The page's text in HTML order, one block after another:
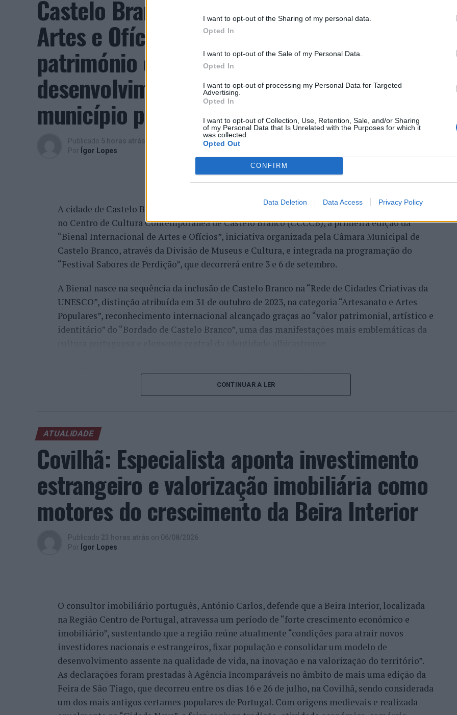
I want to opt-out of the Sharing of my personal data.
Opted In
I want to opt-out of the Sale of my Personal Data.
Opted In
I want to opt-out of processing my Personal Data for Targeted
Advertising.
Opted In
I want to opt-out of Collection, Use, Retention, Sale, and/or Sharing
of my Personal Data that Is Unrelated with the Purposes for which it
was collected.
Opted Out
CONFIRM
Data Deletion Data Access Privacy Policy
Castelo Branco: “Bienal Internacional de
Artes e Ofícios” promete afirmar artesanato,
património e inovação como “motores de
desenvolvimento económico e cultural” do
município português
Publicado 5 horas atrás
Por Ígor Lopes
A cidade de Castelo Branco, na região Centro de Portugal, acolhe, nos dias 4 e 5 de setembro,
no Centro de Cultura Contemporânea de Castelo Branco (CCCCB), a primeira edição da
“Bienal Internacional de Artes e Ofícios”, iniciativa organizada pela Câmara Municipal de
Castelo Branco, através da Divisão de Museus e Cultura, e integrada na programação do
“Festival Sabores de Perdição”, que decorrerá entre 3 e 6 de setembro.
A Bienal nasce na sequência da inclusão de Castelo Branco na “Rede de Cidades Criativas da
UNESCO”, distinção atribuída em 31 de outubro de 2023, na categoria “Artesanato e Artes
Populares”, reconhecimento internacional alcançado graças ao “valor patrimonial, artístico e
identitário” do “Bordado de Castelo Branco”, uma das manifestações mais emblemáticas da
representantes institucionais, organismos públicos, instituições de ensino superior e
cidades pertencentes à “Rede de Cidades Criativas da UNESCO” discutirão políticas públicas,
enquanto “instrumentos de desenvolvimento económico, turístico e cultural”.
Além dos debates e conferências, a programação integrará visitas ao Museu dos Têxteis, ao
Centro de Interpretação do Bordado de Castelo Branco, a exposição “O Mundo Bordado à
Mão” e iniciativas de demonstração artesanal ao vivo.
Uma Bienal que “consolida a estratégia de crescimento internacional” de Castelo
Em entrevista exclusiva à Agência Incomparáveis, Sónia Abreu, chefe da Divisão de Museus e
“A ‘Bienal de Artes e Ofícios’ vem na linha de continuidade do desenvolvimento desta
participação do município de Castelo Branco na ‘Rede das Cidades Criativas’. Temos uma
programação que está alocada a esta chancela e, dentro dessa programação, está também o
desenvolvimento desta ‘Bienal Internacional de Artes e Ofícios’”, referiu esta responsável,
que aproveitou para recordar que o município já promoveu anteriormente outras iniciativas
internacionais associadas à distinção da UNESCO.
“Já se fizeram outras atividades, nomeadamente o ‘Encontro Internacional de Cidades
CONTINUAR A LER
ATUALIDADE
Covilhã: Especialista aponta investimento
estrangeiro e valorização imobiliária como
motores do crescimento da Beira Interior
Publicado 23 horas atrás on 06/08/2026
Por Ígor Lopes
O consultor imobiliário português, António Carlos, defende que a Beira Interior, localizada
na Região Centro de Portugal, atravessa um período de “forte crescimento económico e
imobiliário”, sustentando que a região reúne atualmente “condições para atrair novos
investidores nacionais e estrangeiros, fixar população e consolidar um modelo de
desenvolvimento assente na qualidade de vida, na inovação e na valorização do território”.
As declarações foram prestadas à Agência Incomparáveis no âmbito de mais uma edição da
Feira de São Tiago, que decorreu entre os dias 16 e 26 de julho, na Covilhã, sendo considerada
um dos mais antigos certames populares de Portugal. Com origens medievais e realizada